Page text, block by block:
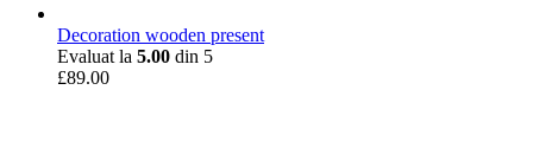
Decoration wooden present
Evaluat la 5.00 din 5
£89.00